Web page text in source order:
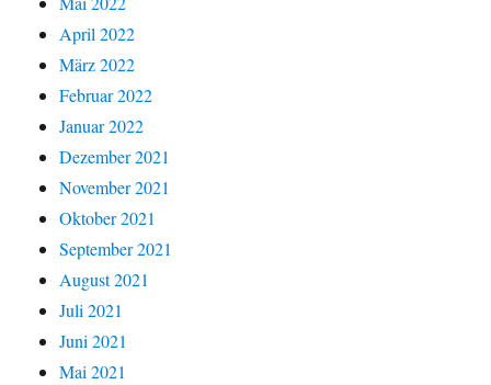
April 2022
März 2022
Februar 2022
Januar 2022
Dezember 2021
November 2021
Oktober 2021
September 2021
August 2021
Juli 2021
Juni 2021
Mai 2021